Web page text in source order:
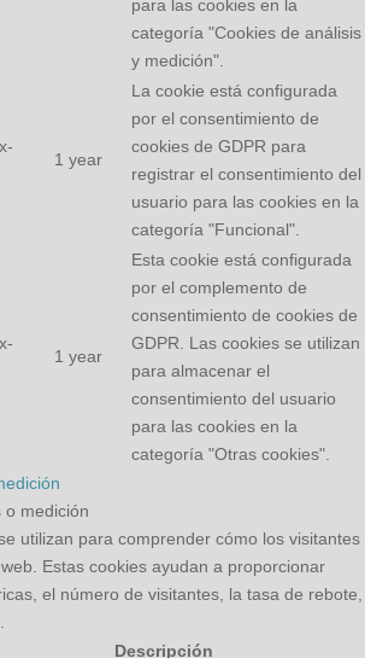
para las cookies en la
categoría "Cookies de análisis
y medición".
1 year
La cookie está configurada
por el consentimiento de
cookies de GDPR para
registrar el consentimiento del
usuario para las cookies en la
categoría "Funcional".
1 year
Esta cookie está configurada
por el complemento de
consentimiento de cookies de
GDPR. Las cookies se utilizan
para almacenar el
consentimiento del usuario
para las cookies en la
categoría "Otras cookies".
o medición
utilizan para comprender cómo los visitantes
Estas cookies ayudan a proporcionar
el número de visitantes, la tasa de rebote,
Descripción